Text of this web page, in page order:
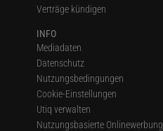
Verträge kündigen
INFO
Mediadaten
Datenschutz
Nutzungsbedingungen
Cookie-Einstellungen
Utiq verwalten
Nutzungsbasierte Onlinewerbung